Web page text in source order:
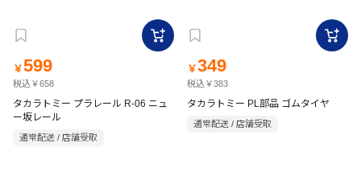
￥599
税込￥658
タカラトミー プラレール R-06 ニュ
ー坂レール
通常配送 / 店舗受取
￥349
税込￥383
タカラトミー PL部品 ゴムタイヤ
通常配送 / 店舗受取